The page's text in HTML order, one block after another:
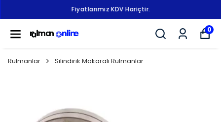
Fiyatlarımız KDV Hariçtir.
0
Rulmanlar Silindirik Makaralı Rulmanlar